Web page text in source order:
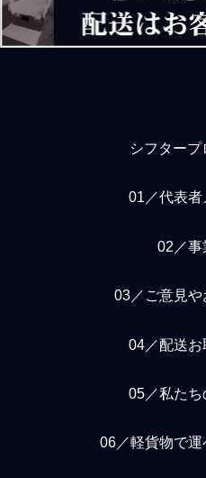
て最低レベルである。どの
ような職でも同様のことだ
が1人の軽貨物ドライバーと
シフタープ
01／代表者
02／事
03／ご意見
04／配送
05／私た
06／軽貨物で